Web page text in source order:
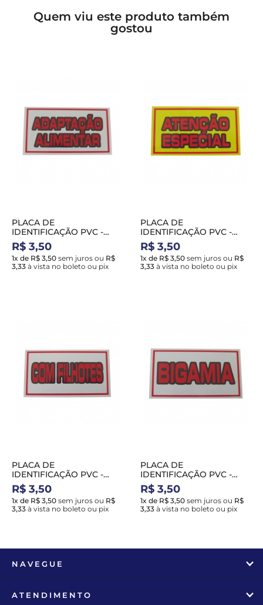
Quem viu este produto também
gostou
PLACA DE
IDENTIFICAÇÃO PVC -
ADAPTAÇAO ALIMENTAR
R$ 3,50
1x de R$ 3,50 sem juros ou R$
3,33 à vista no boleto ou pix
PLACA DE
IDENTIFICAÇÃO PVC -
ATENÇÃO ESPECIAL
R$ 3,50
1x de R$ 3,50 sem juros ou R$
3,33 à vista no boleto ou pix
PLACA DE
IDENTIFICAÇÃO PVC -
COM FILHOTES
R$ 3,50
1x de R$ 3,50 sem juros ou R$
3,33 à vista no boleto ou pix
PLACA DE
IDENTIFICAÇÃO PVC -
BIGAMIA
R$ 3,50
1x de R$ 3,50 sem juros ou R$
3,33 à vista no boleto ou pix
NAVEGUE
ATENDIMENTO